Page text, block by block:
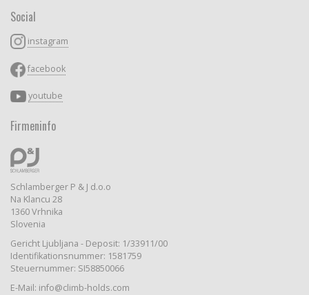
Social
instagram
facebook
youtube
Firmeninfo
Schlamberger P & J d.o.o
Na Klancu 28
1360 Vrhnika
Slovenia
Gericht Ljubljana - Deposit: 1/33911/00
Identifikationsnummer: 1581759
Steuernummer: SI58850066
E-Mail: info@climb-holds.com